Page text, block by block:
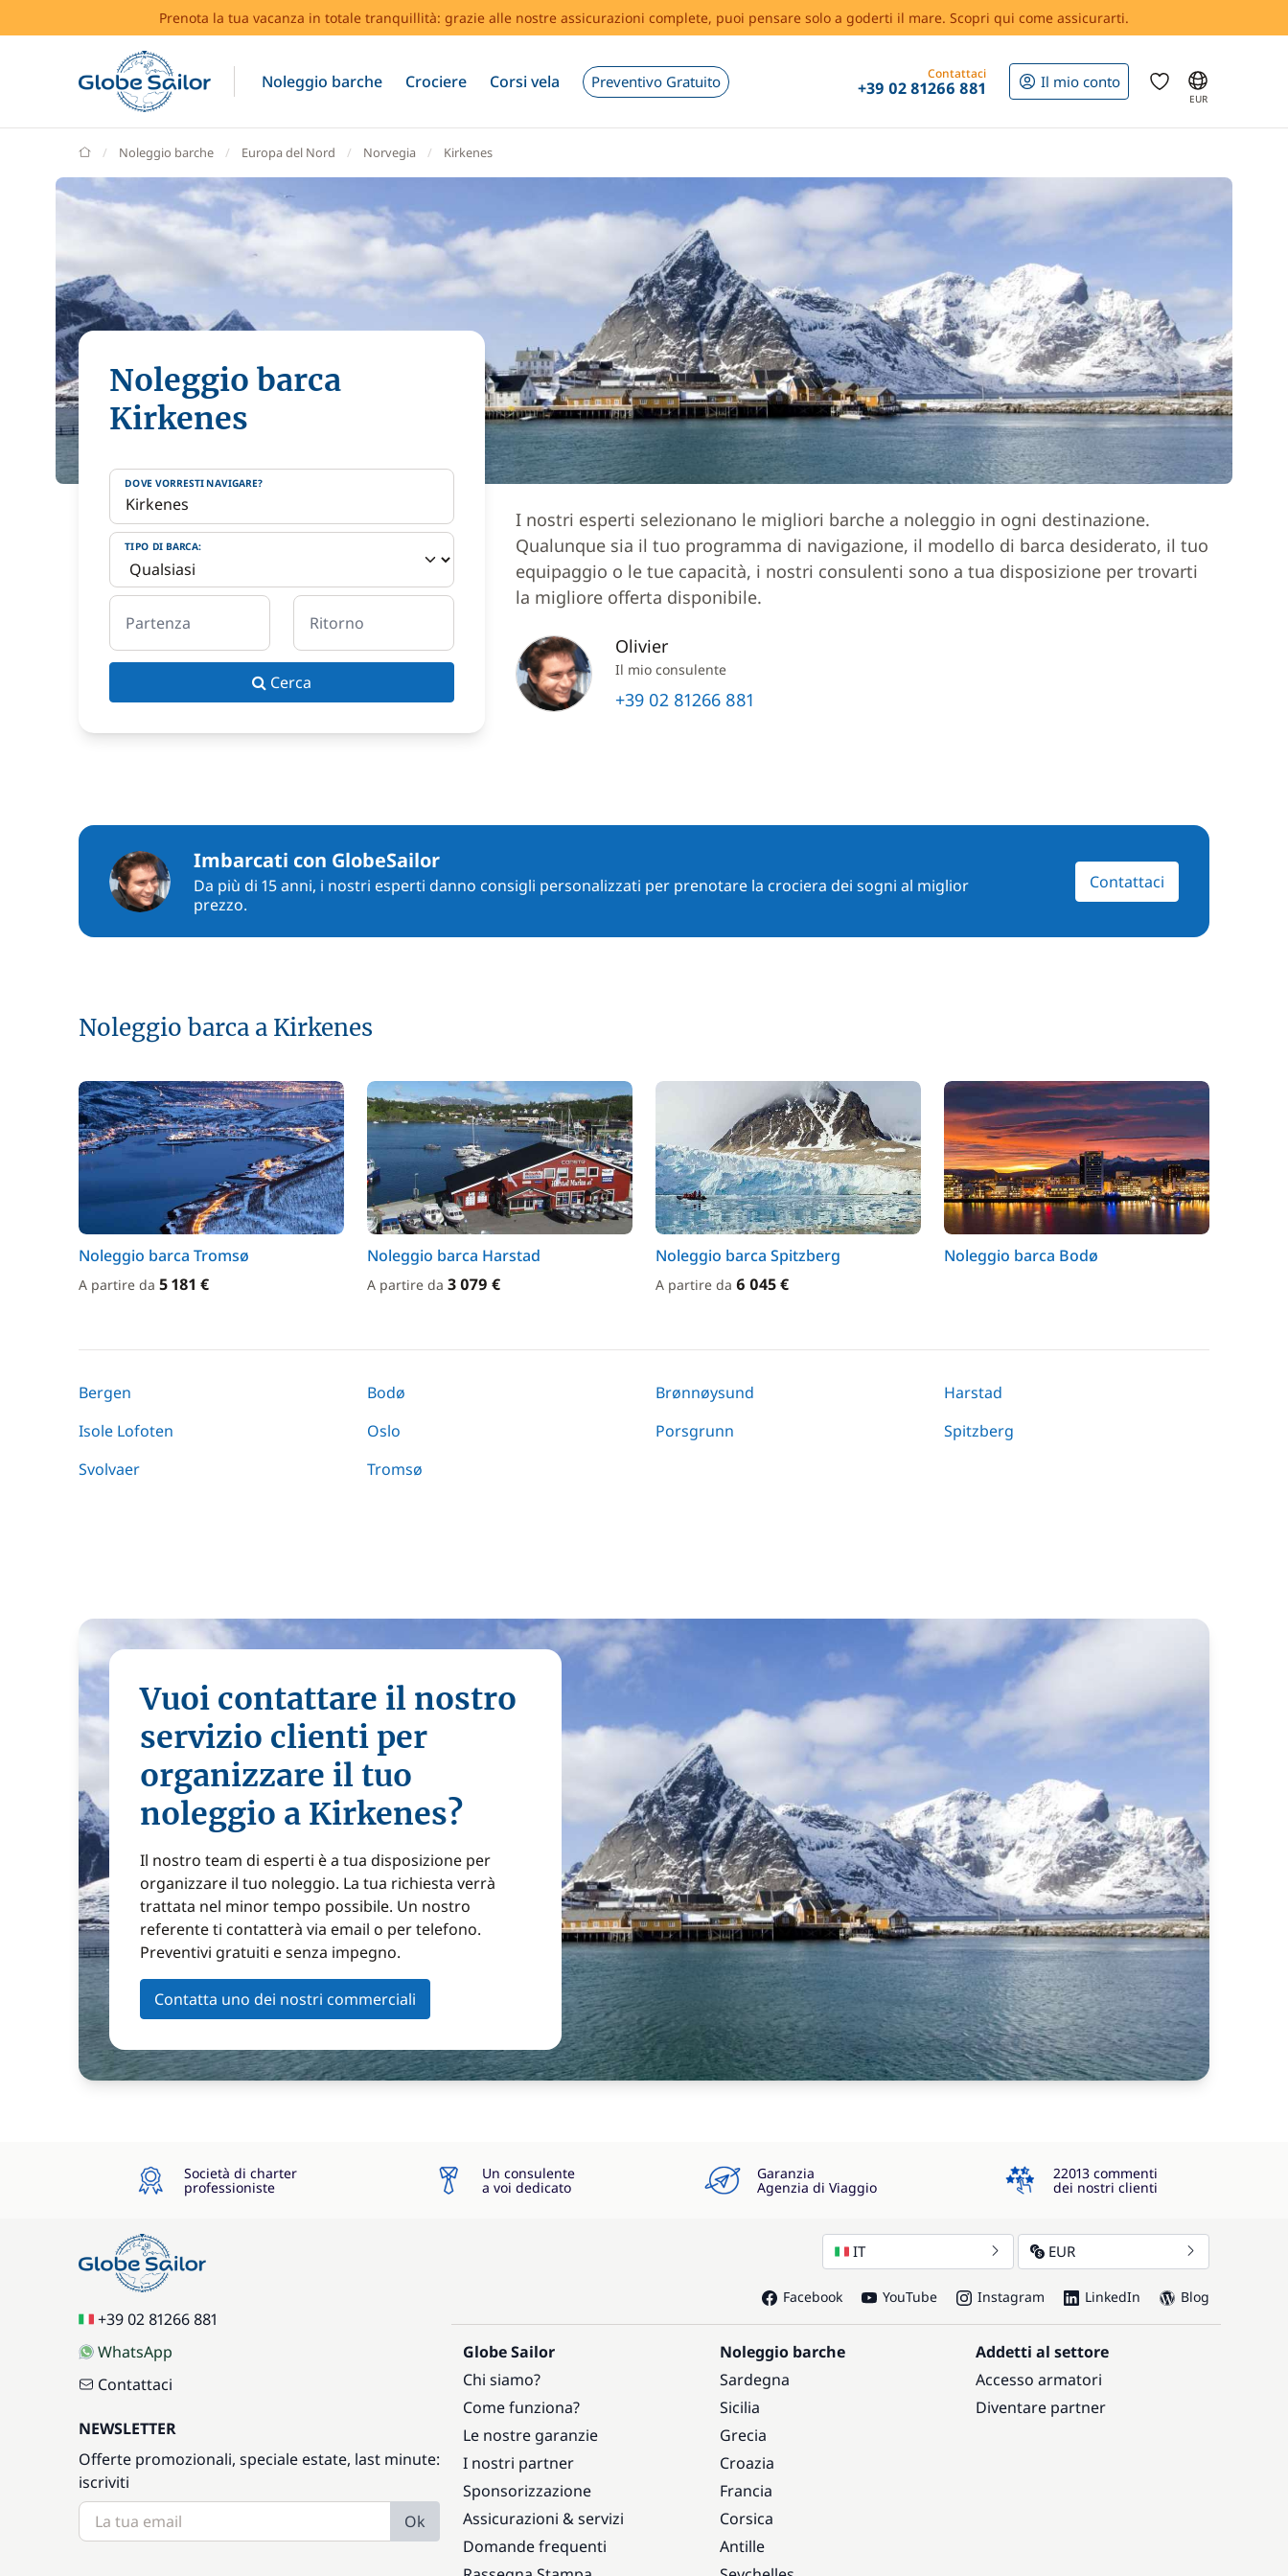
Prenota la tua vacanza in totale tranquillità: grazie alle nostre assicurazioni complete, puoi pensare solo a goderti il mare. Scopri qui come assicurarti.
Noleggio barche Crociere Corsi vela Preventivo Gratuito Contattaci
+39 02 81266 881 Il mio conto
EUR
GlobeSailor
Noleggio barche Europa del Nord Norvegia Kirkenes
Noleggio barca
Kirkenes
DOVE VORRESTI NAVIGARE?
TIPO DI BARCA:
Partenza Ritorno
Cerca
I nostri esperti selezionano le migliori barche a noleggio in ogni destinazione.
Qualunque sia il tuo programma di navigazione, il modello di barca desiderato, il tuo
equipaggio o le tue capacità, i nostri consulenti sono a tua disposizione per trovarti
la migliore offerta disponibile.
Olivier
Il mio consulente
+39 02 81266 881
Imbarcati con GlobeSailor
Da più di 15 anni, i nostri esperti danno consigli personalizzati per prenotare la crociera dei sogni al miglior
prezzo.
Contattaci
Noleggio barca a Kirkenes
Noleggio barca Tromsø
A partire da 5 181 €
Noleggio barca Harstad
A partire da 3 079 €
Noleggio barca Spitzberg
A partire da 6 045 €
Noleggio barca Bodø
Bergen Bodø Brønnøysund
Harstad
Isole Lofoten
Oslo Porsgrunn
Spitzberg
Svolvaer
Tromsø
Vuoi contattare il nostro
servizio clienti per
organizzare il tuo
noleggio a Kirkenes?
Il nostro team di esperti è a tua disposizione per
organizzare il tuo noleggio. La tua richiesta verrà
trattata nel minor tempo possibile. Un nostro
referente ti contatterà via email o per telefono.
Preventivi gratuiti e senza impegno.
Contatta uno dei nostri commerciali
Società di charter
professioniste
Un consulente
a voi dedicato
Garanzia
Agenzia di Viaggio
4.3
22013 commenti
dei nostri clienti
+39 02 81266 881
WhatsApp
Contattaci
NEWSLETTER
Offerte promozionali, speciale estate, last minute:
iscriviti
Ok
IT EUR
Facebook YouTube Instagram LinkedIn Blog
Globe Sailor
Chi siamo?
Come funziona?
Le nostre garanzie
I nostri partner
Sponsorizzazione
Assicurazioni & servizi
Domande frequenti
Noleggio barche
Sardegna
Sicilia
Grecia
Croazia
Francia
Corsica
Antille
Addetti al settore
Accesso armatori
Diventare partner